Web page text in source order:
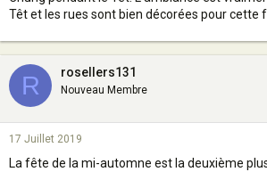
Têt et les rues sont bien décorées pour cette
R rosellers131
Nouveau Membre
17 Juillet 2019
La fête de la mi-automne est la deuxième